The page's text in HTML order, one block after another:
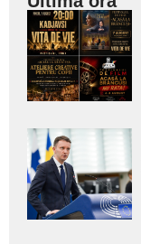
Adaugă
aici textul
pentru
subtitlu
Adaugă
aici textul
pentru
subtitlu